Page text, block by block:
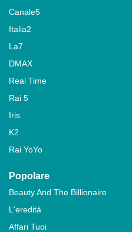
Canale5
Italia2
La7
DMAX
Real Time
Rai 5
Iris
K2
Rai YoYo
Popolare
Beauty And The Billionaire
L'eredità
Affari Tuoi